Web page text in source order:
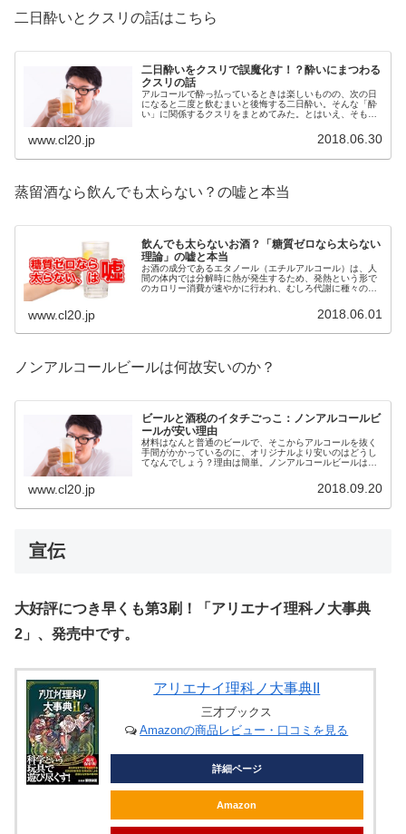
二日酔いとクスリの話はこちら
二日酔いをクスリで誤魔化す！？酔いにまつわる
クスリの話
アルコールで酔っ払っているときは楽しいものの、次の日
になると二度と飲むまいと後悔する二日酔い。そんな「酔
い」に関係するクスリをまとめてみた。とはいえ、そもそ
www.cl20.jp 2018.06.30
蒸留酒なら飲んでも太らない？の嘘と本当
飲んでも太らないお酒？「糖質ゼロなら太らない
理論」の嘘と本当
お酒の成分であるエタノール（エチルアルコール）は、人
間の体内では分解時に熱が発生するため、発熱という形で
のカロリー消費が速やかに行われ、むしろ代謝に種々の酵
www.cl20.jp 2018.06.01
ノンアルコールビールは何故安いのか？
ビールと酒税のイタチごっこ：ノンアルコールビ
ールが安い理由
材料はなんと普通のビールで、そこからアルコールを抜く
手間がかかっているのに、オリジナルより安いのはどうし
てなんでしょう？理由は簡単。ノンアルコールビールは、
www.cl20.jp 2018.09.20
宣伝
大好評につき早くも第3刷！「アリエナイ理科ノ大事典
2」、発売中です。
アリエナイ理科ノ大事典II
三才ブックス
Amazonの商品レビュー・口コミを見る
詳細ページ
Amazon